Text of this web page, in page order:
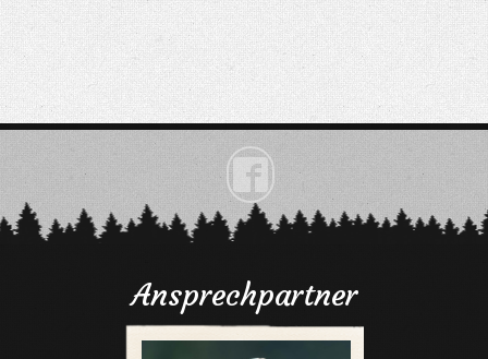

Ansprechpartner